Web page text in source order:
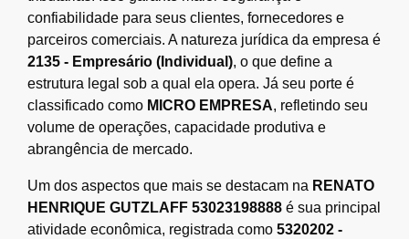
confiabilidade para seus clientes, fornecedores e
parceiros comerciais. A natureza jurídica da empresa é
2135 - Empresário (Individual), o que define a
estrutura legal sob a qual ela opera. Já seu porte é
classificado como MICRO EMPRESA, refletindo seu
volume de operações, capacidade produtiva e
abrangência de mercado.
Um dos aspectos que mais se destacam na RENATO
HENRIQUE GUTZLAFF 53023198888 é sua principal
atividade econômica, registrada como 5320202 -